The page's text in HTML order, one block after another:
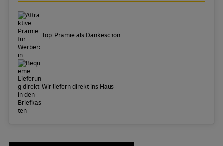
Top-Prämie als Dankeschön
Wir liefern direkt ins Haus